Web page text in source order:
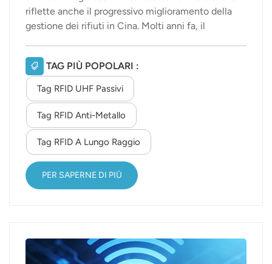
riflette anche il progressivo miglioramento della
gestione dei rifiuti in Cina. Molti anni fa, il
iniziato a utilizzare la tecnologia RFID per i cestini
dei rifiuti, ma non è ancora diffusa in tutte le
regioni del paese. Attualmente, alcune aree hanno
iniziato a utilizzare questa tecnologia o altre
tecnologie dell'Internet delle cose. Ma
relativamente parlando, la tecnologia RFID rispetto
ad altre tecnologie in questa applicazione è ancora
relativamente matura e ha un grande vantaggio.
Analizziamo le applicazioni di questa tecnologia e
il suo...
TAG PIÙ POPOLARI :
Tag RFID UHF Passivi
Tag RFID Anti-Metallo
Tag RFID A Lungo Raggio
PER SAPERNE DI PIÙ